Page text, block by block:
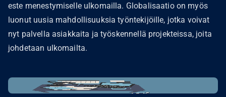
este menestymiselle ulkomailla. Globalisaatio on myös
luonut uusia mahdollisuuksia työntekijöille, jotka voivat
nyt palvella asiakkaita ja työskennellä projekteissa, joita
johdetaan ulkomailta.